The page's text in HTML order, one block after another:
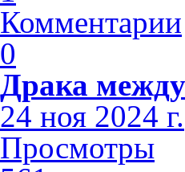
Комментарии
0
Драка
24 ноя 2024 г.
Просмотры